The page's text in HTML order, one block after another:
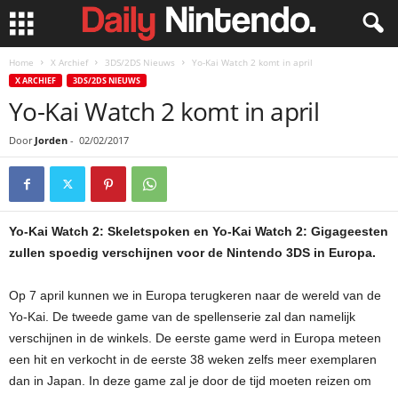
Home X Archief 3DS/2DS Nieuws Yo-Kai Watch 2 komt in april
X ARCHIEF 3DS/2DS NIEUWS
Yo-Kai Watch 2 komt in april
Door Jorden - 02/02/2017
Yo-Kai Watch 2: Skeletspoken en Yo-Kai Watch 2: Gigageesten
zullen spoedig verschijnen voor de Nintendo 3DS in Europa.
Op 7 april kunnen we in Europa terugkeren naar de wereld van de
Yo-Kai. De tweede game van de spellenserie zal dan namelijk
verschijnen in de winkels. De eerste game werd in Europa meteen
een hit en verkocht in de eerste 38 weken zelfs meer exemplaren
dan in Japan. In deze game zal je door de tijd moeten reizen om